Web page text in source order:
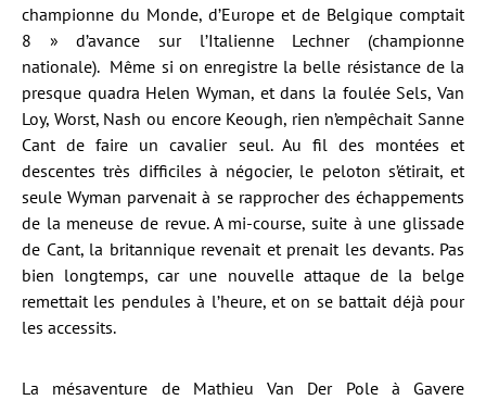
championne du Monde, d’Europe et de Belgique comptait
8 » d’avance sur l’Italienne Lechner (championne
nationale). Même si on enregistre la belle résistance de la
presque quadra Helen Wyman, et dans la foulée Sels, Van
Loy, Worst, Nash ou encore Keough, rien n’empêchait Sanne
Cant de faire un cavalier seul. Au fil des montées et
descentes très difficiles à négocier, le peloton s’étirait, et
seule Wyman parvenait à se rapprocher des échappements
de la meneuse de revue. A mi-course, suite à une glissade
de Cant, la britannique revenait et prenait les devants. Pas
bien longtemps, car une nouvelle attaque de la belge
remettait les pendules à l’heure, et on se battait déjà pour
les accessits.
La mésaventure de Mathieu Van Der Pole à Gavere